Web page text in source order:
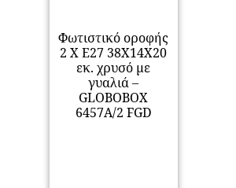
Φωτιστικό οροφής
2 Χ Ε27 38Χ14Χ20
εκ. χρυσό με
γυαλιά –
GLOBOBOX
6457A/2 FGD